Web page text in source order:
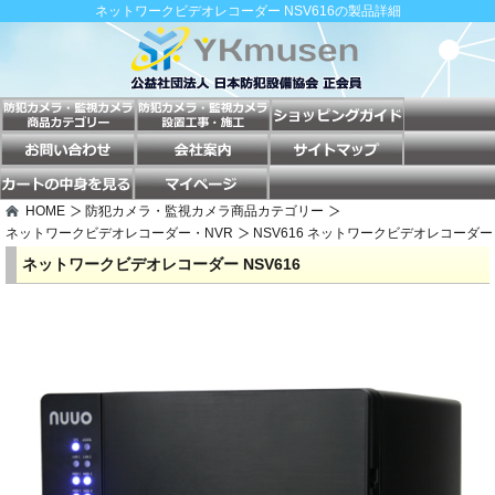
ネットワークビデオレコーダー NSV616の製品詳細
HOME
防犯カメラ・監視カメラ商品カテゴリー
ネットワークビデオレコーダー・NVR
NSV616 ネットワークビデオレコーダー
ネットワークビデオレコーダー NSV616